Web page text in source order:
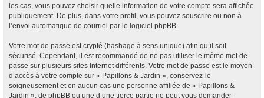
les cas, vous pouvez choisir quelle information de votre compte sera affichée
publiquement. De plus, dans votre profil, vous pouvez souscrire ou non à
l’envoi automatique de courriel par le logiciel phpBB.
Votre mot de passe est crypté (hashage à sens unique) afin qu’il soit
sécurisé. Cependant, il est recommandé de ne pas utiliser le même mot de
passe sur plusieurs sites Internet différents. Votre mot de passe est le moyen
d’accès à votre compte sur « Papillons & Jardin », conservez-le
soigneusement et en aucun cas une personne affiliée de « Papillons &
Jardin », de phpBB ou une d’une tierce partie ne peut vous demander